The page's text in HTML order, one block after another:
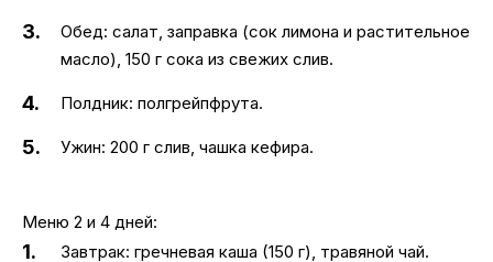
Обед: салат, заправка (сок лимона и растительное
масло), 150 г сока из свежих слив.
Полдник: полгрейпфрута.
Ужин: 200 г слив, чашка кефира.
Меню 2 и 4 дней:
Завтрак: гречневая каша (150 г), травяной чай.